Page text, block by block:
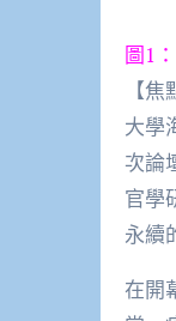
圖1
【
大學
次論
官學
永續
在開